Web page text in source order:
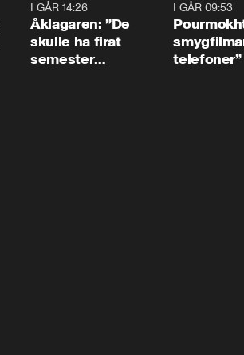
I GÅR 14:26
Åklagaren: ”De
skulle ha firat
semester
I GÅR 09:53
telefoner”